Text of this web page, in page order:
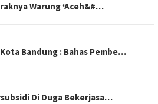
Warung ‘Aceh&#…
Kota Bandung : Bahas Pembe…
Di Duga Bekerjasa…